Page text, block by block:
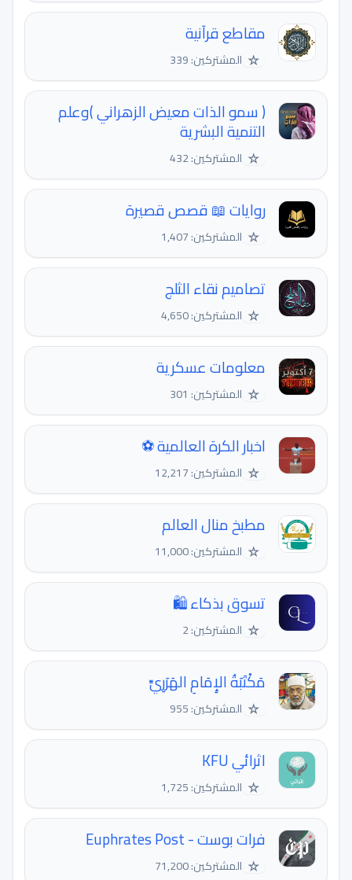
مقاطع قرآنية
☆ المشتركين: 339
( سمو الذات معيض الزهراني )وعلم
التنمية البشرية
☆ المشتركين: 432
روايات 📖 قصص قصيرة
☆ المشتركين: 1,407
تصاميم نقاء الثلج
☆ المشتركين: 4,650
معلومات عسكرية
☆ المشتركين: 301
اخبار الكرة العالمية ⚽
☆ المشتركين: 12,217
مطبخ منال العالم
☆ المشتركين: 11,000
تسوق بذكاء 🛍️
☆ المشتركين: 2
مَكْتَبَةُ الإِمَامِ الهَرَرِيِّ
☆ المشتركين: 955
اثرائي KFU
☆ المشتركين: 1,725
فرات بوست - Euphrates Post
☆ المشتركين: 71,200